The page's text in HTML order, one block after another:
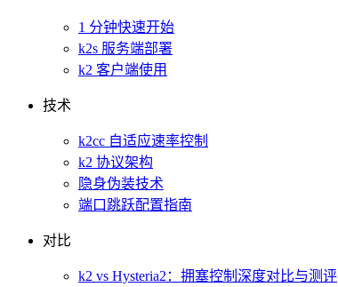
1 分钟快速开始
k2s 服务端部署
k2 客户端使用
技术
k2cc 自适应速率控制
k2 协议架构
隐身伪装技术
端口跳跃配置指南
对比
k2 vs Hysteria2：拥塞控制深度对比与测评